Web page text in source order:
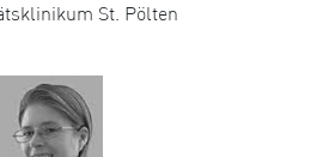
St. Pölten